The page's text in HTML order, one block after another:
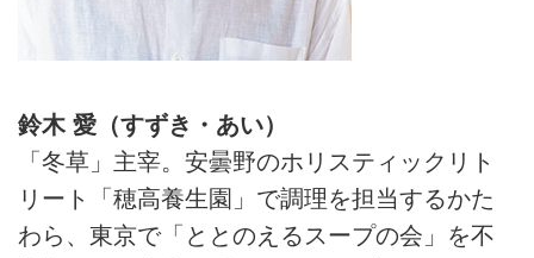
鈴木 愛（すずき・あい）
「冬草」主宰。安曇野のホリスティックリト
リート「穂高養生園」で調理を担当するかた
わら、東京で「ととのえるスープの会」を不